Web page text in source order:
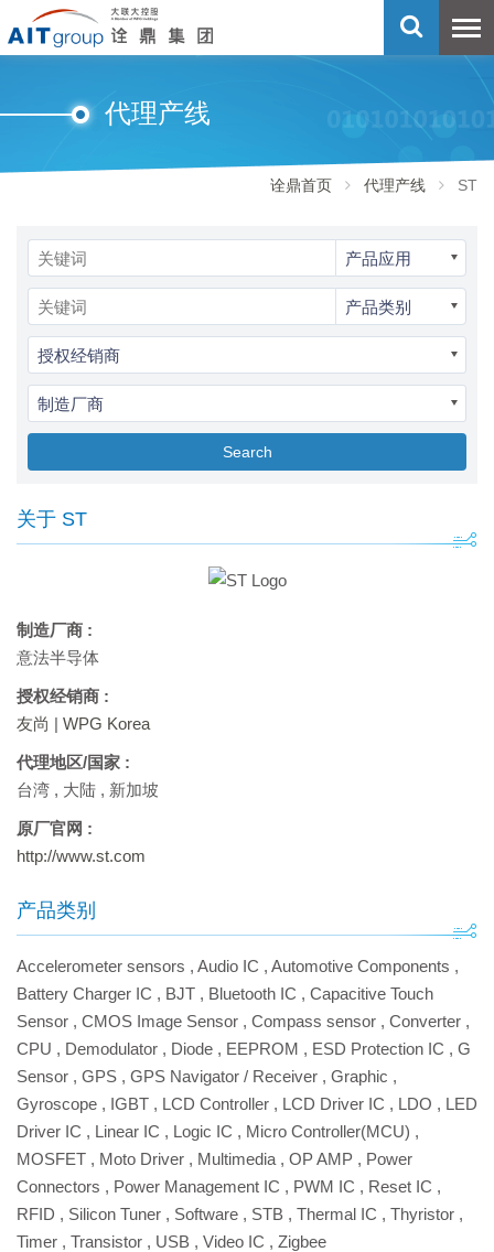
代理产线
诠鼎首页 代理产线 ST
产品应用
产品类别
授权经销商
制造厂商
Search
关于 ST
制造厂商 :
意法半导体
授权经销商 :
友尚 | WPG Korea
代理地区/国家 :
台湾 , 大陆 , 新加坡
原厂官网 :
http://www.st.com
产品类别
Accelerometer sensors , Audio IC , Automotive Components ,
Battery Charger IC , BJT , Bluetooth IC , Capacitive Touch
Sensor , CMOS Image Sensor , Compass sensor , Converter ,
CPU , Demodulator , Diode , EEPROM , ESD Protection IC , G
Sensor , GPS , GPS Navigator / Receiver , Graphic ,
Gyroscope , IGBT , LCD Controller , LCD Driver IC , LDO , LED
Driver IC , Linear IC , Logic IC , Micro Controller(MCU) ,
MOSFET , Moto Driver , Multimedia , OP AMP , Power
Connectors , Power Management IC , PWM IC , Reset IC ,
RFID , Silicon Tuner , Software , STB , Thermal IC , Thyristor ,
Timer , Transistor , USB , Video IC , Zigbee